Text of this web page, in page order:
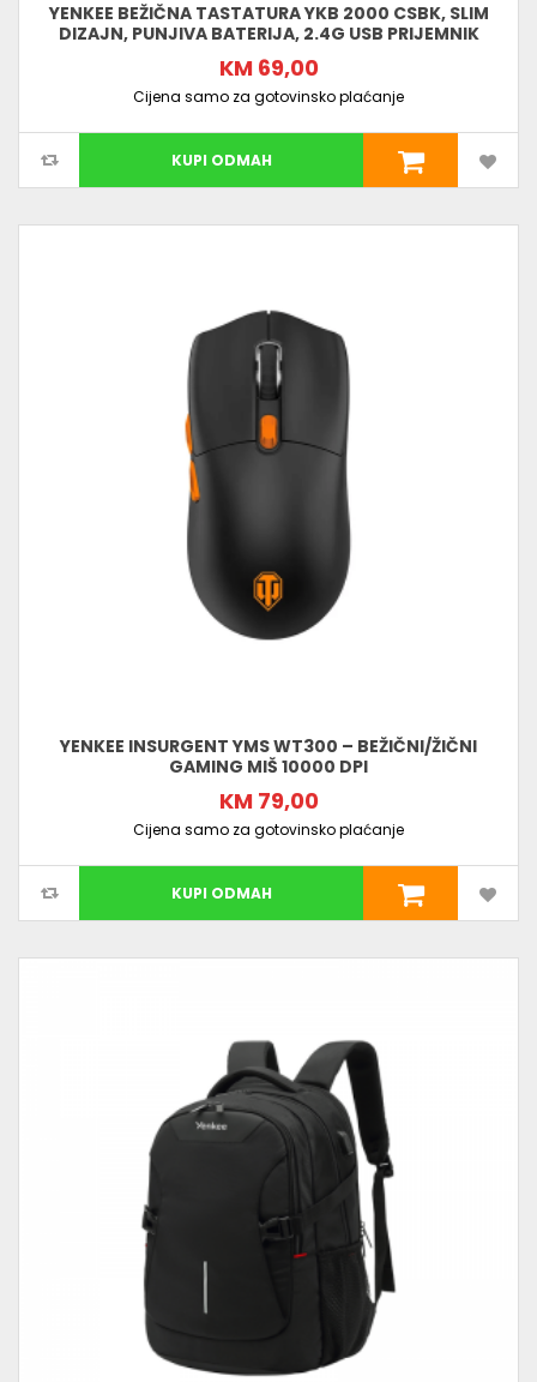
YENKEE BEŽIČNA TASTATURA YKB 2000 CSBK, SLIM
DIZAJN, PUNJIVA BATERIJA, 2.4G USB PRIJEMNIK
KM 69,00
Cijena samo za gotovinsko plaćanje
KUPI ODMAH
YENKEE INSURGENT YMS WT300 – BEŽIČNI/ŽIČNI
GAMING MIŠ 10000 DPI
KM 79,00
Cijena samo za gotovinsko plaćanje
KUPI ODMAH